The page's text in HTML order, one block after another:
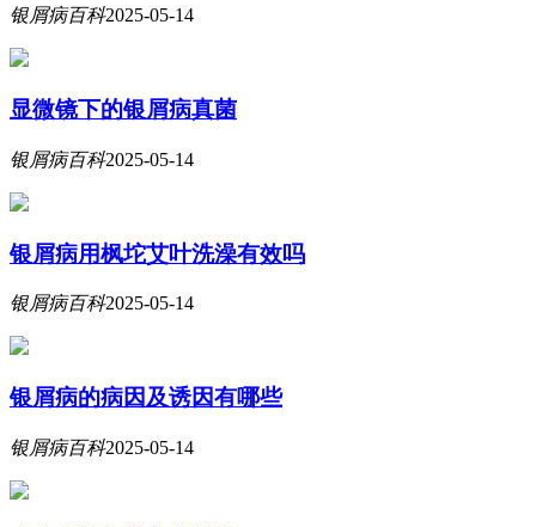
银屑病百科2025-05-14
显微镜下的银屑病真菌
银屑病百科2025-05-14
银屑病用枫坨艾叶洗澡有效吗
银屑病百科2025-05-14
银屑病的病因及诱因有哪些
银屑病百科2025-05-14